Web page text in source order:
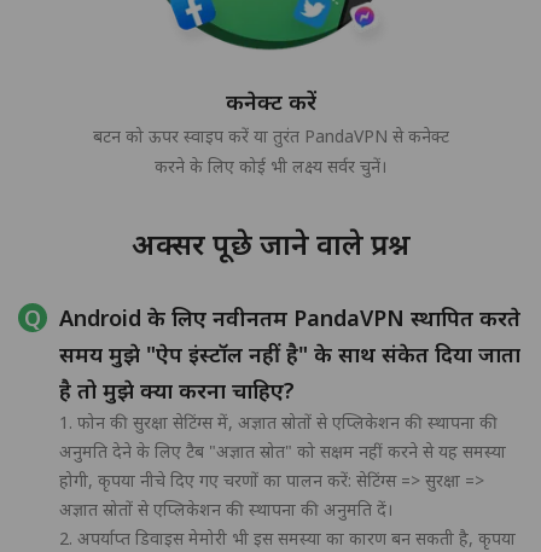
कनेक्ट करें
बटन को ऊपर स्वाइप करें या तुरंत PandaVPN से कनेक्ट
करने के लिए कोई भी लक्ष्य सर्वर चुनें।
अक्सर पूछे जाने वाले प्रश्न
Android के लिए नवीनतम PandaVPN स्थापित करते
समय मुझे "ऐप इंस्टॉल नहीं है" के साथ संकेत दिया जाता
है तो मुझे क्या करना चाहिए?
1. फोन की सुरक्षा सेटिंग्स में, अज्ञात स्रोतों से एप्लिकेशन की स्थापना की
अनुमति देने के लिए टैब "अज्ञात स्रोत" को सक्षम नहीं करने से यह समस्या
होगी, कृपया नीचे दिए गए चरणों का पालन करें: सेटिंग्स => सुरक्षा =>
अज्ञात स्रोतों से एप्लिकेशन की स्थापना की अनुमति दें।
2. अपर्याप्त डिवाइस मेमोरी भी इस समस्या का कारण बन सकती है, कृपया